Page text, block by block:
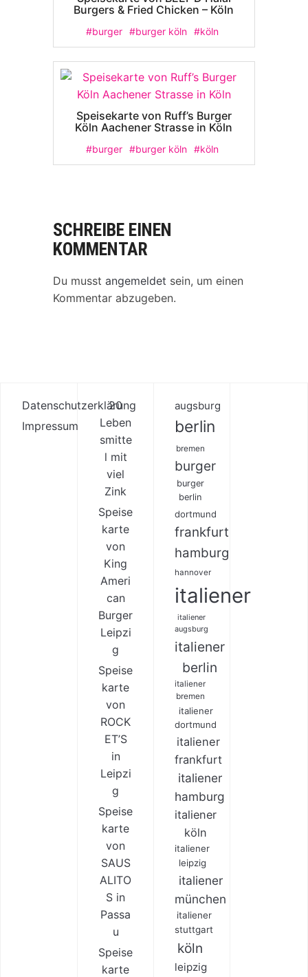
Burgers & Fried Chicken – Köln
#burger #burger köln #köln
Speisekarte von Ruff’s Burger
Köln Aachener Strasse in Köln
#burger #burger köln #köln
SCHREIBE EINEN
KOMMENTAR
Du musst angemeldet sein, um einen
Kommentar abzugeben.
Datenschutzerklärung
Impressum
20
Leben
smitte
l mit
viel
Zink
Speise
karte
von
King
Ameri
can
Burger
Leipzi
g
Speise
karte
von
ROCK
ET’S
in
Leipzi
g
Speise
karte
von
SAUS
ALITO
S in
Passa
u
Speise
karte
augsburg
berlin
bremen
burger
burger
berlin
dortmund
frankfurt
hamburg
hannover
italiener
italiener
augsburg
italiener
berlin
italiener
bremen
italiener
dortmund
italiener
frankfurt
italiener
hamburg
italiener
köln
italiener
leipzig
italiener
münchen
italiener
stuttgart
köln
leipzig